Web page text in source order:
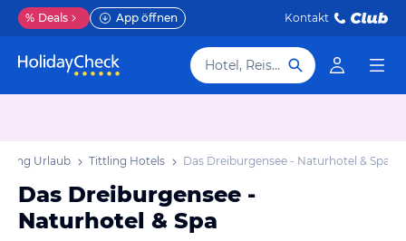
% Deals App öffnen Kontakt
Hotel, Reiseziel
Urlaub Tittling Hotels Das Dreiburgensee - Naturhotel & Spa
Das Dreiburgensee -
Naturhotel & Spa